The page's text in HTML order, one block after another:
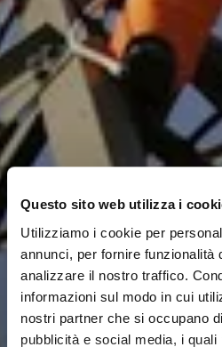
Questo sito web utilizza i
Utilizziamo i cookie per
annunci, per fornire funzionalità
analizzare il nostro traffico.
informazioni sul modo in cui
nostri partner che si occupano
pubblicità e social media, i